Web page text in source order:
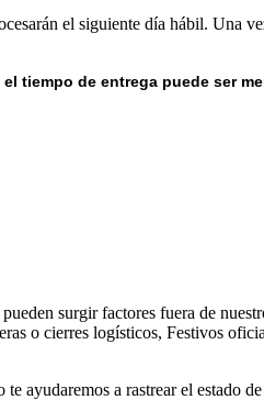
el siguiente día hábil. Una
tiempo de entrega puede ser
surgir factores fuera de
o cierres logísticos, Festivos
ayudaremos a rastrear el estado